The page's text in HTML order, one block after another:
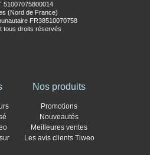
51007075800014
(Nord de France)
FR38510070758
tous droits réservés
Nos produits
Promotions
Nouveautés
Meilleures ventes
Les avis clients Tiweo